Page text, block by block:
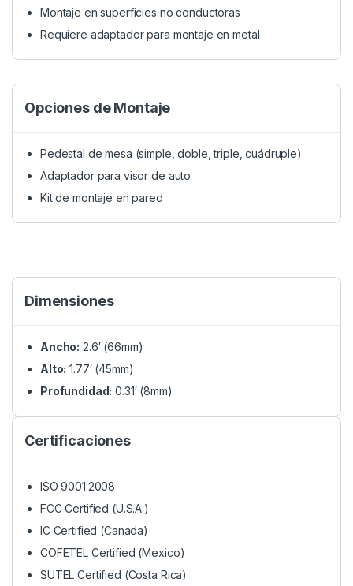
Montaje en superficies no conductoras
Requiere adaptador para montaje en metal
Opciones de Montaje
Pedestal de mesa (simple, doble, triple, cuádruple)
Adaptador para visor de auto
Kit de montaje en pared
Dimensiones
Ancho: 2.6′ (66mm)
Alto: 1.77′ (45mm)
Profundidad: 0.31′ (8mm)
Certificaciones
ISO 9001:2008
FCC Certified (U.S.A.)
IC Certified (Canada)
COFETEL Certified (Mexico)
SUTEL Certified (Costa Rica)